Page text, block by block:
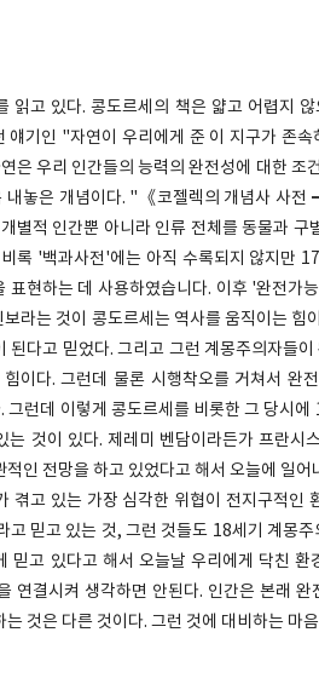
고 있다. 콩도르세의 책은 얇고 어렵지
기인 "자연이 우리에게 준 이 지구가 존속
은 우리 인간들의 능력의 완전성에 대한
놓은 개념이다. "《코젤렉의 개념사 사
별적 인간뿐 아니라 인류 전체를 동물과 구
록 '백과사전'에는 아직 수록되지 않지만
현하는 데 사용하였습니다. 이후 '완전가
라는 것이 콩도르세는 역사를 움직이는 힘
다고 믿었다. 그리고 그런 계몽주의자들
이다. 그런데 물론 시행착오를 거쳐서 완
런데 이렇게 콩도르세를 비롯한 그 당시에
것이 있다. 제레미 벤담이라든가 프란시
인 전망을 하고 있었다고 해서 오늘에 일
겪고 있는 가장 심각한 위협이 전지구적인
고 믿고 있는 것, 그런 것들도 18세기 계몽
믿고 있다고 해서 오늘날 우리에게 닥친 환
연결시켜 생각하면 안된다. 인간은 본래
것은 다른 것이다. 그런 것에 대비하는 마